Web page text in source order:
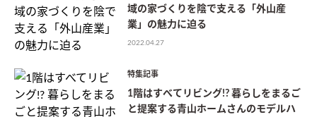
域の家づくりを陰で支える「外山産
業」の魅力に迫る
2022.04.27
特集記事
1階はすべてリビング!? 暮らしをまるご
と提案する青山ホームさんのモデルハ